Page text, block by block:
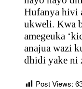
Hufanya hivi
ukweli. Kwa
amegeuka
anajua wazi
dhidi yake ni
Post Views: